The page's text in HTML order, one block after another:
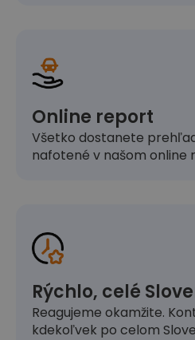
Online report
Všetko dostanete
nafotené v našom online
Rýchlo, celé
Reagujeme okamžite.
kdekoľvek po celom